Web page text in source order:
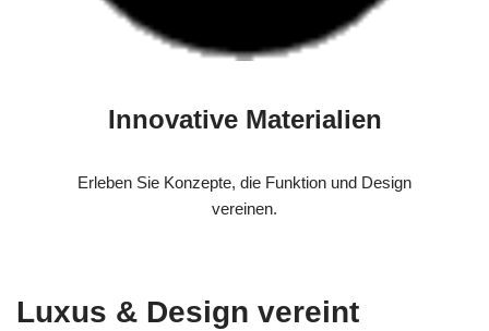
Innovative Materialien
Erleben Sie Konzepte, die Funktion und Design
vereinen.
Luxus & Design vereint